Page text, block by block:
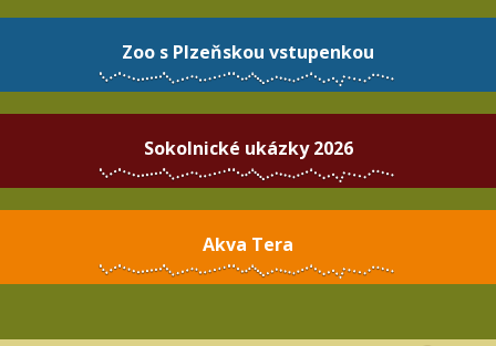
Zoo s Plzeňskou vstupenkou
Sokolnické ukázky 2026
Akva Tera